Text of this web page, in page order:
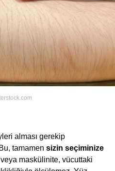
alması gerekip
tamamen sizin seçiminize
maskülinite, vücuttaki